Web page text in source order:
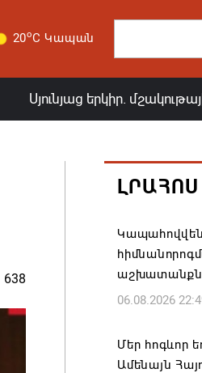
20oC Կապան
Սյունյաց երկիր.
638
ԼՐԱՀՈՍ
06.08.2026
Մեր հոգևոր
Ամենայն